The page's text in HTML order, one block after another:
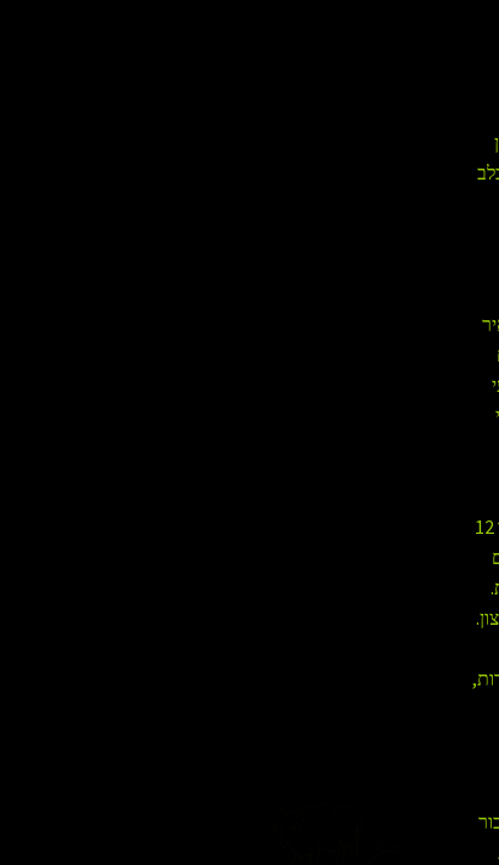
האספקה הגיעה דרך פתח שירות. יונתן חשב שאפשר לנסות לצאת דרכו, הוא נלכד בתא במשך 12
30 דקות.